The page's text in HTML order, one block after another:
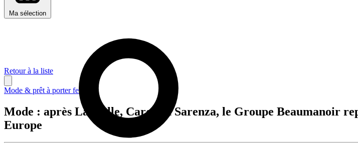
Ma sélection
Retour à la liste
Mode & prêt à porter femme
Mode : après La Halle, Caroll et Sarenza, le Groupe Beaumanoir
Europe